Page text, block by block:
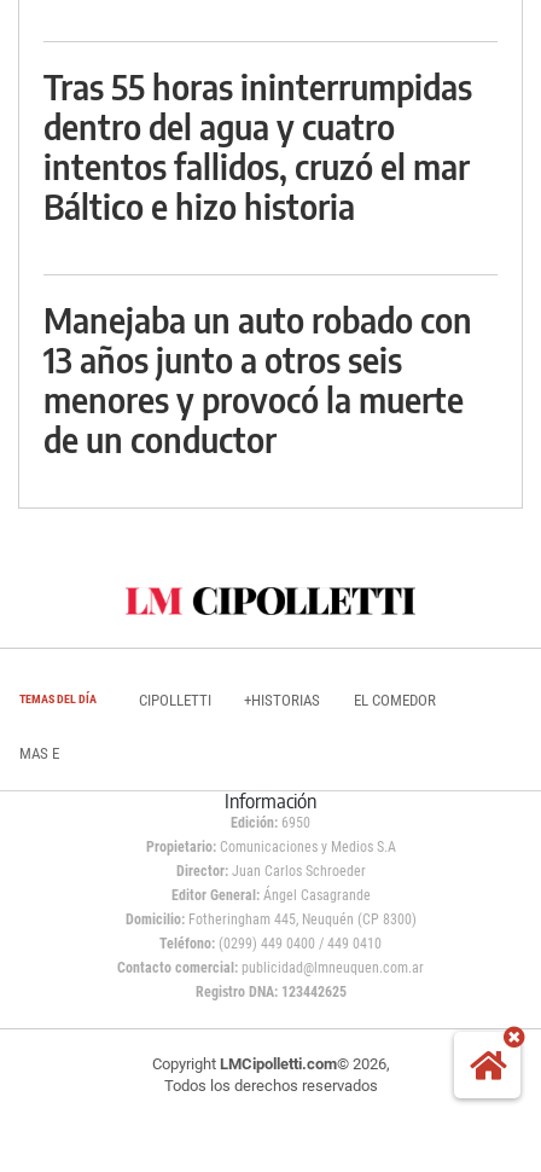
Tras 55 horas ininterrumpidas
dentro del agua y cuatro
intentos fallidos, cruzó el mar
Báltico e hizo historia
Manejaba un auto robado con
13 años junto a otros seis
menores y provocó la muerte
de un conductor
TEMAS DEL DÍA CIPOLLETTI +HISTORIAS EL COMEDOR
MAS E
Información
Edición: 6950
Propietario:Comunicaciones y Medios S.A
Director: Juan Carlos Schroeder
Editor General:Ángel Casagrande
Domicilio:Fotheringham 445, Neuquén (CP 8300)
Teléfono: (0299) 449 0400 / 449 0410
Contacto comercial: publicidad@lmneuquen.com.ar
Registro DNA: 123442625
Copyright LMCipolletti.com© 2026,
Todos los derechos reservados